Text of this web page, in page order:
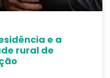
e a
rural de